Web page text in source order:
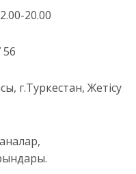
20.00
56
г.Туркестан, Жетісу